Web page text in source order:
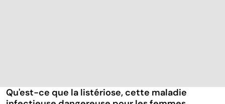
Qu'est-ce que la listériose, cette maladie